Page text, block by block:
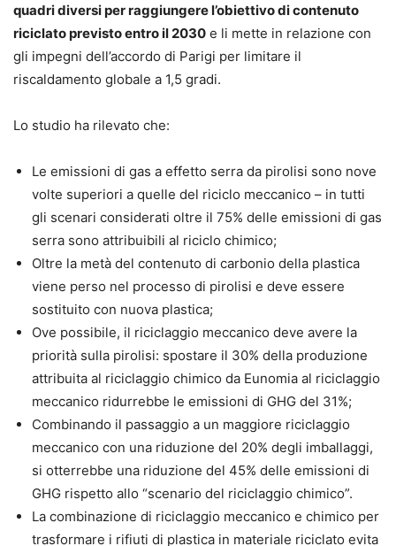
quadri diversi per raggiungere l’obiettivo di contenuto
riciclato previsto entro il 2030 e li mette in relazione con
gli impegni dell’accordo di Parigi per limitare il
riscaldamento globale a 1,5 gradi.
Lo studio ha rilevato che:
Le emissioni di gas a effetto serra da pirolisi sono nove
volte superiori a quelle del riciclo meccanico – in tutti
gli scenari considerati oltre il 75% delle emissioni di gas
serra sono attribuibili al riciclo chimico;
Oltre la metà del contenuto di carbonio della plastica
viene perso nel processo di pirolisi e deve essere
sostituito con nuova plastica;
Ove possibile, il riciclaggio meccanico deve avere la
priorità sulla pirolisi: spostare il 30% della produzione
attribuita al riciclaggio chimico da Eunomia al riciclaggio
meccanico ridurrebbe le emissioni di GHG del 31%;
Combinando il passaggio a un maggiore riciclaggio
meccanico con una riduzione del 20% degli imballaggi,
si otterrebbe una riduzione del 45% delle emissioni di
GHG rispetto allo “scenario del riciclaggio chimico”.
La combinazione di riciclaggio meccanico e chimico per
trasformare i rifiuti di plastica in materiale riciclato evita